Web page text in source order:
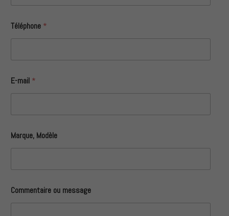
Téléphone *
E-mail *
Marque, Modèle
Commentaire ou message